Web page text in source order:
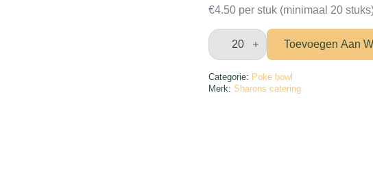
€4.50 per stuk (minimaal 20
Mini
bowls
en
kip
Toevoegen Aan
Categorie: Poke bowl
Merk: Sharons catering